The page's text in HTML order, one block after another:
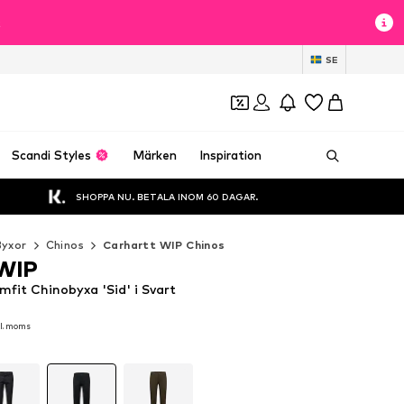
SE
Scandi Styles Märken Inspiration
SHOPPA NU. BETALA INOM 60 DAGAR.
Chinos Carhartt WIP Chinos
moms
Chinobyxa 'Sid' i Svart